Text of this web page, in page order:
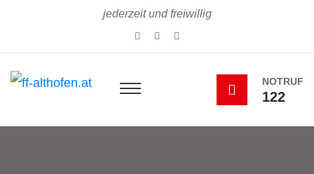
jederzeit und freiwillig
NOTRUF
122